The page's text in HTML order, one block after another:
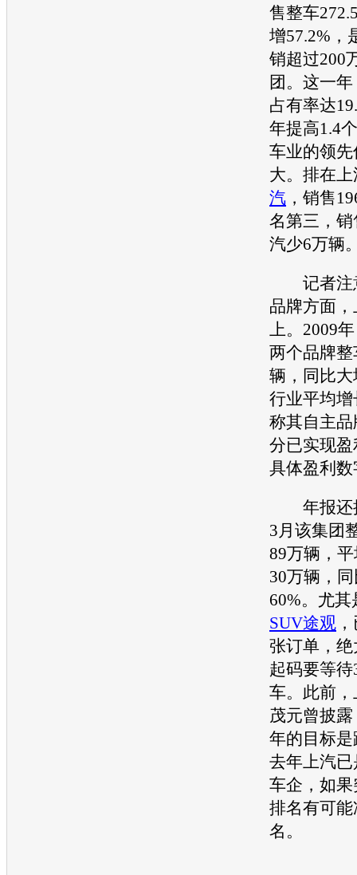
售整车
增57.2%，
销超过200
团。这一
占有率达
年提高1.4
车业的领
大。排在
汽 ，销售
名第三，
汽少6万辆
记者注
品牌方面
上。2009
两个品牌
辆，同比
行业平均
称其自主
分已实现
具体盈利数
年报还
3月该集团
89万辆，
30万辆，
60%。尤
SUV途观
张订单，
起码要等
车。此前
茂元曾披
年的目标
去年上汽
车企，如
排名有可
名。